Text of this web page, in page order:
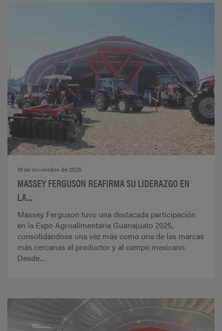
19 de noviembre de 2025
MASSEY FERGUSON REAFIRMA SU LIDERAZGO EN
LA...
Massey Ferguson tuvo una destacada participación
en la Expo Agroalimentaria Guanajuato 2025,
consolidándose una vez más como una de las marcas
más cercanas al productor y al campo mexicano.
Desde...